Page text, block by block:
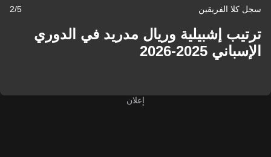
سجل كلا الفريقين
2/5
ترتيب إشبيلية وريال مدريد في الدوري
الإسباني 2025-2026
إعلان